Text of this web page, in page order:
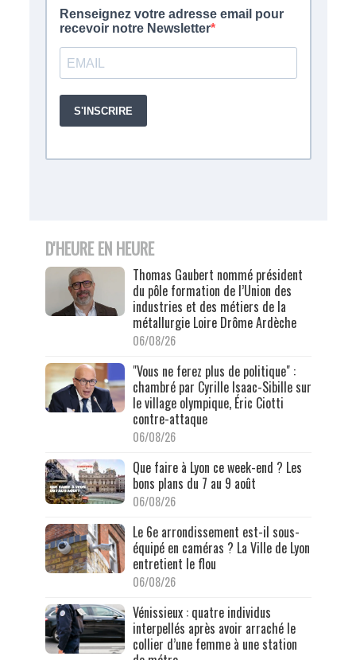
D'HEURE EN HEURE
Thomas Gaubert nommé président
du pôle formation de l’Union des
industries et des métiers de la
métallurgie Loire Drôme Ardèche
06/08/26
"Vous ne ferez plus de politique" :
chambré par Cyrille Isaac-Sibille sur
le village olympique, Éric Ciotti
contre-attaque
06/08/26
Que faire à Lyon ce week-end ? Les
bons plans du 7 au 9 août
06/08/26
Le 6e arrondissement est-il sous-
équipé en caméras ? La Ville de Lyon
entretient le flou
06/08/26
Vénissieux : quatre individus
interpellés après avoir arraché le
collier d’une femme à une station